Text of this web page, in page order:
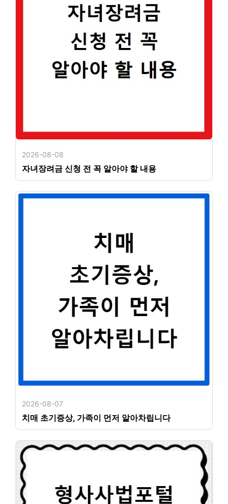
2026-08-08
자녀장려금 신청 전 꼭 알아야 할 내용
2026-08-07
치매 초기증상, 가족이 먼저 알아차립니다